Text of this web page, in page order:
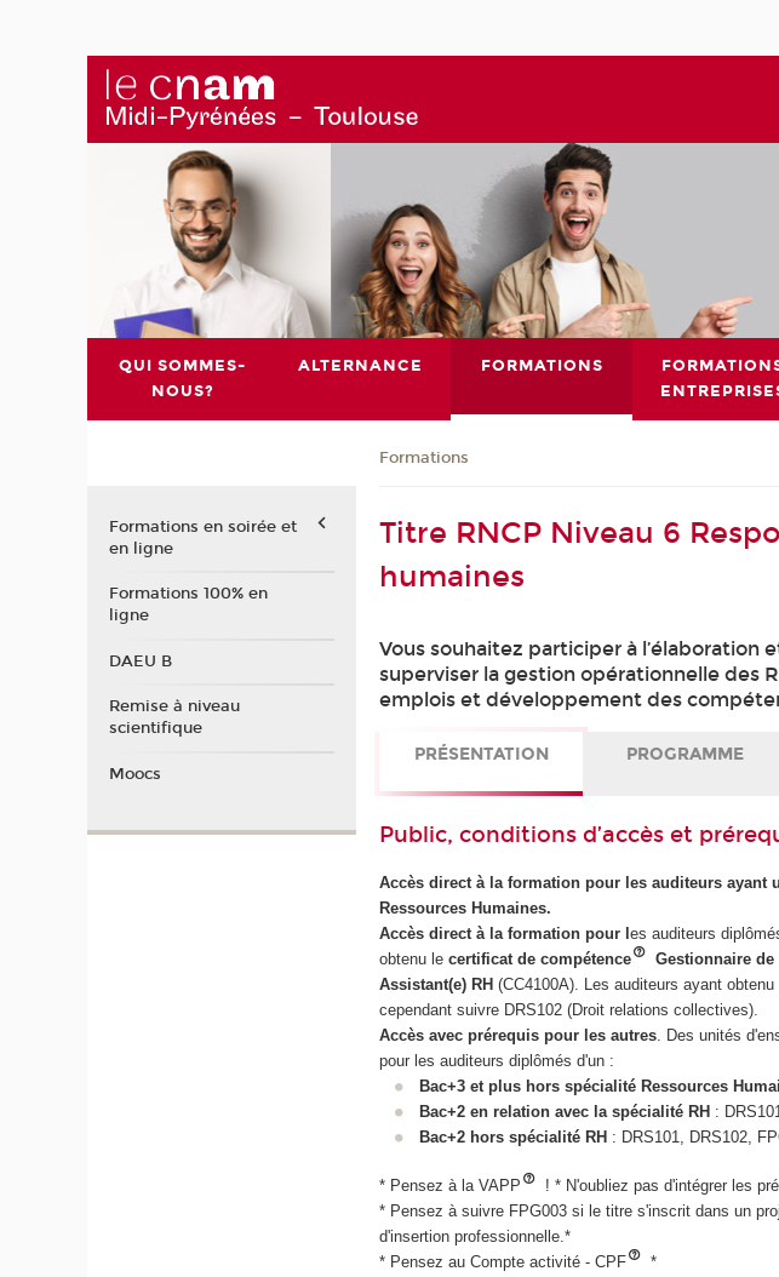
QUI SOMMES-
NOUS?
ALTERNANCE FORMATIONS
Formations
Titre RNCP Niveau 6
humaines
Vous souhaitez participer à l’élaboration
superviser la gestion opérationnelle des
emplois et développement des
PRÉSENTATION PROGRAMME
Public, conditions d’accès et
Accès direct à la formation pour les auditeurs ayant
Ressources Humaines.
Accès direct à la formation pour les auditeurs
obtenu lecertificat de compétence Gestionnaire de
Assistant(e) RH(CC4100A). Les auditeurs ayant
cependant suivre DRS102 (Droit relations collectives).
Accès avec prérequis pour les autres . Des unités
pour les auditeurs diplômés d'un :
Bac+3 et plus hors spécialité Ressources
Bac+2 en relation avec la spécialité RH :
Bac+2 hors spécialité RH : DRS101, DRS102,
* Pensez à la VAPP ! * N'oubliez pas d'intégrer les
* Pensez à suivre FPG003 si le titre s'inscrit dans un
d'insertion professionnelle.*
* Pensez au Compte activité - CPF
*
Formations en soirée et
en ligne
Formations 100% en
ligne
DAEU B
Remise à niveau
scientifique
Moocs